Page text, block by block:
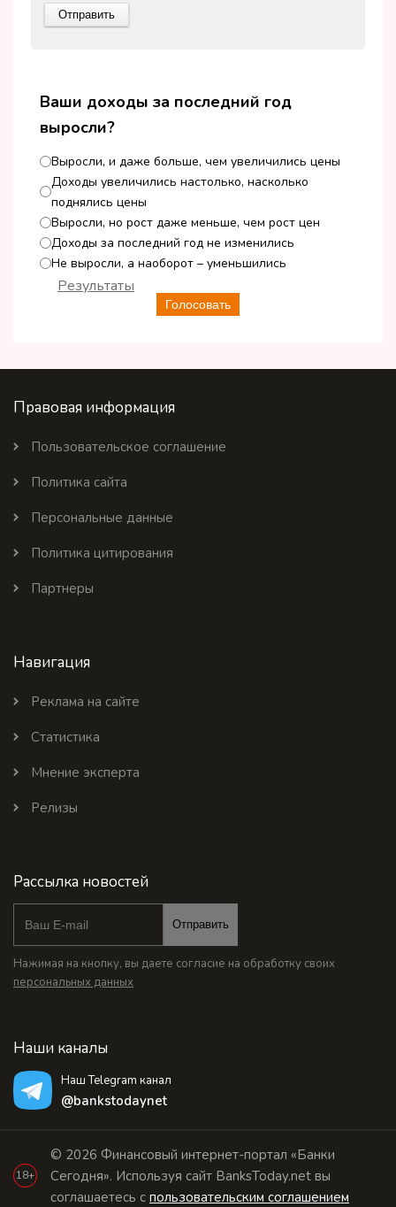
Ваши доходы за последний год
выросли?
Выросли, и даже больше, чем увеличились цены
Доходы увеличились настолько, насколько
поднялись цены
Выросли, но рост даже меньше, чем рост цен
Доходы за последний год не изменились
Не выросли, а наоборот – уменьшились
Голосовать
Результаты
Правовая информация
Пользовательское соглашение
Политика сайта
Персональные данные
Политика цитирования
Партнеры
Навигация
Реклама на сайте
Статистика
Мнение эксперта
Релизы
Рассылка новостей
Отправить
Нажимая на кнопку, вы даете согласие на обработку своих
персональных данных
Наши каналы
Наш Telegram канал
@bankstodaynet
18+
© 2026 Финансовый интернет-портал «Банки
Сегодня». Используя сайт BanksToday.net вы
соглашаетесь с пользовательским соглашением